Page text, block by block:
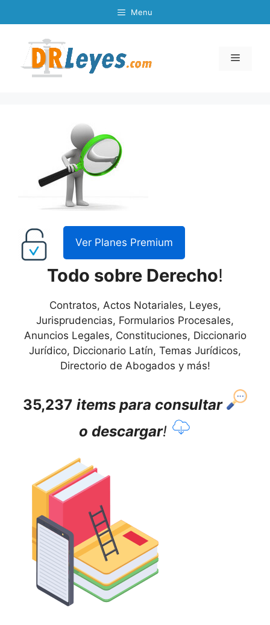
to
Menu
Menu
Ver Planes Premium
Todo sobre Derecho!
Contratos, Actos Notariales, Leyes,
Jurisprudencias, Formularios Procesales,
Anuncios Legales, Constituciones, Diccionario
Jurídico, Diccionario Latín, Temas Jurídicos,
Directorio de Abogados y más!
35,237 items para consultar
o descargar!